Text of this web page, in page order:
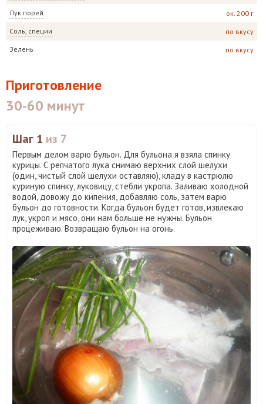
Лук порей ок. 200 г
Соль, специи по вкусу
Зелень по вкусу
Приготовление
30-60 минут
Шаг 1 из 7
Первым делом варю бульон. Для бульона я взяла спинку
курицы. С репчатого лука снимаю верхних слой шелухи
(один, чистый слой шелухи оставляю), кладу в кастрюлю
куриную спинку, луковицу, стебли укропа. Заливаю холодной
водой, довожу до кипения, добавляю соль, затем варю
бульон до готовности. Когда бульон будет готов, извлекаю
лук, укроп и мясо, они нам больше не нужны. Бульон
процеживаю. Возвращаю бульон на огонь.